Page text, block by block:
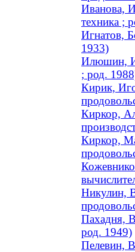
Иванова,
техника ;
Игнатов,
1933)
Илюшин,
; род.
Кирик,
Киркор,
Киркор,
Никулин,
Пахадня,
род. 1949)
Пелевин,